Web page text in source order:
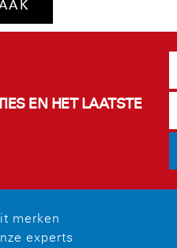
EN HET LAATSTE
merken
experts